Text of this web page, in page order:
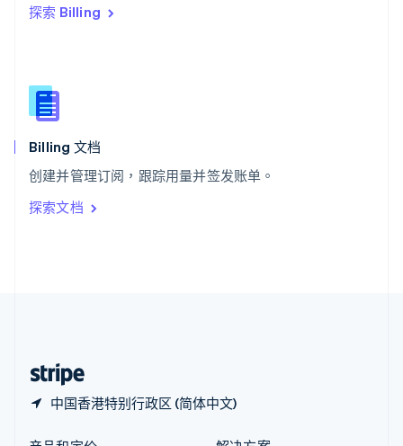
探索 Billing
Billing 文档
创建并管理订阅，跟踪用量并签发账单。
探索文档
中国香港特别行政区 (简体中文)
西班牙
新西兰
English
匈牙利
English
ItalianoEnglish
印度
English